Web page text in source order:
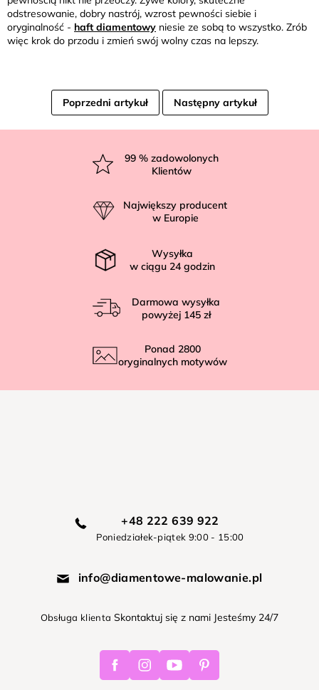
odstresowanie, dobry nastrój, wzrost pewności siebie i
oryginalność - haft diamentowy niesie ze sobą to wszystko. Zrób
więc krok do przodu i zmień swój wolny czas na lepszy.
Poprzedni artykuł Następny artykuł
99 % zadowolonych
Klientów
Największy producent
w Europie
Wysyłka
w ciągu 24 godzin
Darmowa wysyłka
powyżej 145 zł
Ponad 2800
oryginalnych motywów
+48 222 639 922
Poniedziałek-piątek 9:00 - 15:00
info@diamentowe-malowanie.pl
Obsługa klienta Skontaktuj się z nami Jesteśmy 24/7
FacebookInstagramYoutube Pinterest